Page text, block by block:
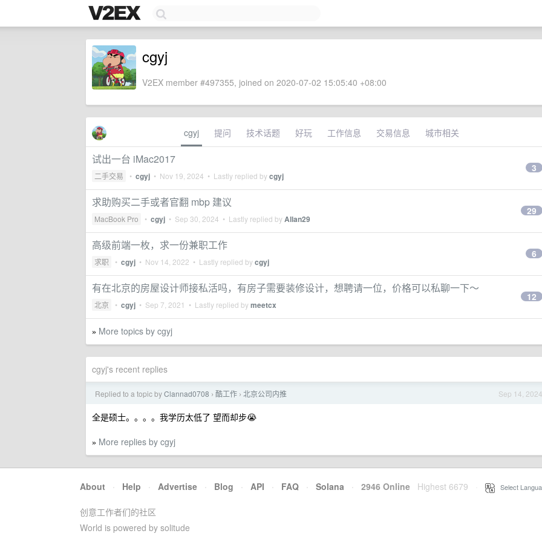
cgyj
V2EX member #497355, joined on 2020-07-02 15:05:40 +08:00
cgyj 提问 技术话题 好玩 工作信息 交易信息 城市相关
试出一台 iMac2017
二手交易 • cgyj • Nov 19, 2024 • Lastly replied bycgyj
3
求助购买二手或者官翻 mbp 建议
MacBook Pro • cgyj • Sep 30, 2024 • Lastly replied byAllan29
29
高级前端一枚，求一份兼职工作
求职 • cgyj • Nov 14, 2022 • Lastly replied bycgyj
6
有在北京的房屋设计师接私活吗，有房子需要装修设计，想聘请一位，价格可以私聊一下～
北京 • cgyj • Sep 7, 2021 • Lastly replied bymeetcx
12
» More topics by cgyj
cgyj's recent replies
Sep 14, 2024
Replied to a topic byClannad0708 › 酷工作 › 北京公司内推
全是硕士。。。。我学历太低了 望而却步😭
» More replies by cgyj
About · Help · Advertise · Blog · API · FAQ · Solana · 2946 Online Highest 6679 Select
创意工作者们的社区
World is powered by solitude